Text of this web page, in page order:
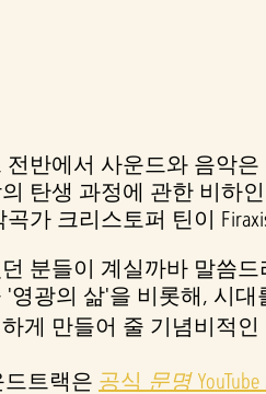
반에서 사운드와 음악
탄생 과정에 관한 비하
가 크리스토퍼 틴이
분들이 계실까바 말씀드
'영광의 삶'을 비롯해, 시
게 만들어 줄 기념비적
트랙은 공식 문명